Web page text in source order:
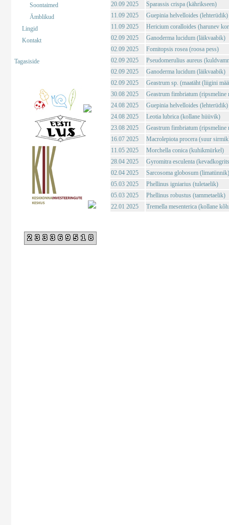
Soontaimed
Ämblikud
Lingid
Kontakt
Tagasiside
233369518
20.09 2025
Sparassis crispa (kährikseen)
11.09 2025
Guepinia helvelloides (lehterüdik)
11.09 2025
Hericium coralloides (harunev
02.09 2025
Ganoderma lucidum (läikvaabik)
02.09 2025
Fomitopsis rosea (roosa pess)
02.09 2025
Pseudomerulius aureus
02.09 2025
Ganoderma lucidum (läikvaabik)
02.09 2025
Geastrum sp. (maatäht (liigini
30.08 2025
Geastrum fimbriatum (ripsmeline
24.08 2025
Guepinia helvelloides (lehterüdik)
24.08 2025
Leotia lubrica (kollane hüüvik)
23.08 2025
Geastrum fimbriatum (ripsmeline
16.07 2025
Macrolepiota procera (suur
11.05 2025
Morchella conica (kuhikmürkel)
28.04 2025
Gyromitra esculenta
02.04 2025
Sarcosoma globosum (limatünnik)
05.03 2025
Phellinus igniarius (tuletaelik)
05.03 2025
Phellinus robustus (tammetaelik)
22.01 2025
Tremella mesenterica (kollane